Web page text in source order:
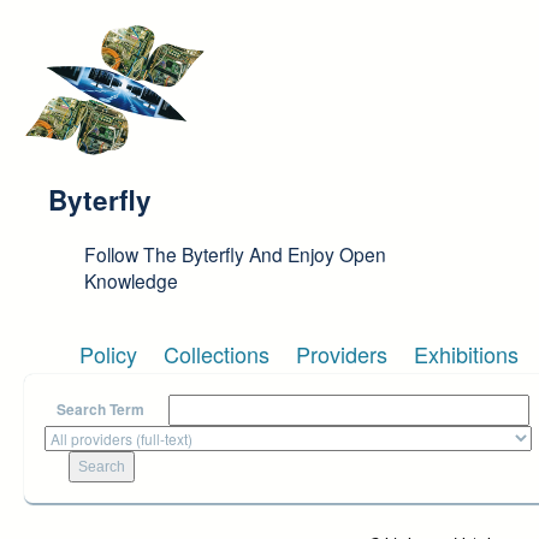
Byterfly
Follow The Byterfly And Enjoy Open
Knowledge
Policy Collections Providers Exhibitions
Search Term